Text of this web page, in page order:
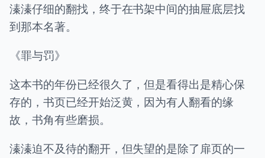
溱溱仔细的翻找，终于在书架中间的抽屉底层找
到那本名著。
《罪与罚》
这本书的年份已经很久了，但是看得出是精心保
存的，书页已经开始泛黄，因为有人翻看的缘
故，书角有些磨损。
溱溱迫不及待的翻开，但失望的是除了扉页的一